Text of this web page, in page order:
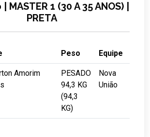
MASTER 1 (30 A 35 ANOS) |
PRETA
Peso Equipe
Amorim
PESADO
94,3 KG
(94,3
KG)
Nova
União